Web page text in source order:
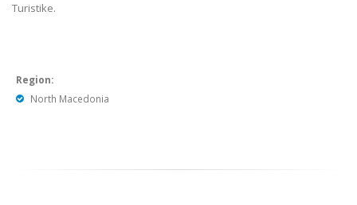
Turistike.
Region:
North Macedonia